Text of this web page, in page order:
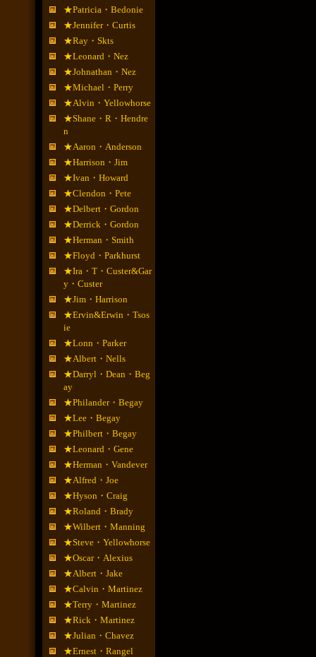
★Patricia・Bedonie
★Jennifer・Curtis
★Ray・Skts
★Leonard・Nez
★Johnathan・Nez
★Michael・Perry
★Alvin・Yellowhorse
★Shane・R・Hendre
n
★Aaron・Anderson
★Harrison・Jim
★Ivan・Howard
★Clendon・Pete
★Delbert・Gordon
★Derrick・Gordon
★Herman・Smith
★Floyd・Parkhurst
★Ira・T・Custer&Gar
y・Custer
★Jim・Harrison
★Ervin&Erwin・Tsos
ie
★Lonn・Parker
★Albert・Nells
★Darryl・Dean・Beg
ay
★Philander・Begay
★Lee・Begay
★Philbert・Begay
★Leonard・Gene
★Herman・Vandever
★Alfred・Joe
★Hyson・Craig
★Roland・Brady
★Wilbert・Manning
★Steve・Yellowhorse
★Oscar・Alexius
★Albert・Jake
★Calvin・Martinez
★Terry・Martinez
★Rick・Martinez
★Julian・Chavez
★Ernest・Rangel